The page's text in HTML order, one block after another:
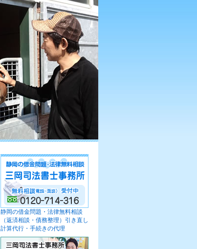
静岡の借金問題・法律無料相談
（返済相談・債務整理）引き直し
計算代行・手続きの代理